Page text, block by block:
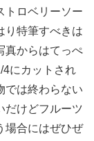
トロベリーソー
り特筆すべきは
真からはてっぺ
4にカットされ
では終わらない
だけどフルーツ
場合にはぜひぜ